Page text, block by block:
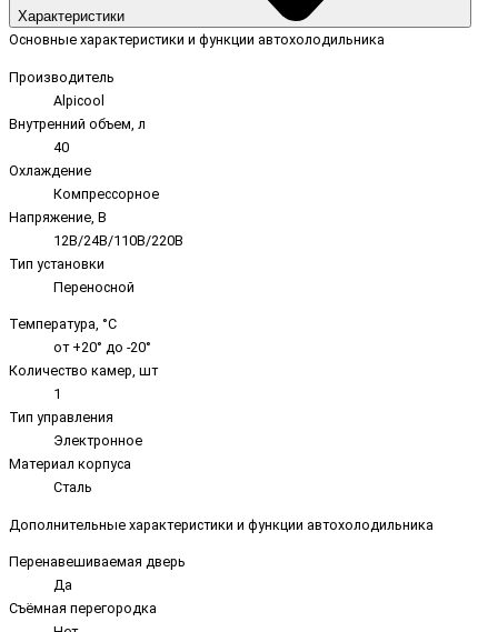
Характеристики
Основные характеристики и функции автохолодильника
Производитель
Alpicool
Внутренний объем, л
40
Охлаждение
Компрессорное
Напряжение, В
12В/24В/110В/220В
Тип установки
Переносной
Температура, °C
от +20° до -20°
Количество камер, шт
1
Тип управления
Электронное
Материал корпуса
Сталь
Дополнительные характеристики и функции автохолодильника
Перенавешиваемая дверь
Да
Съёмная перегородка